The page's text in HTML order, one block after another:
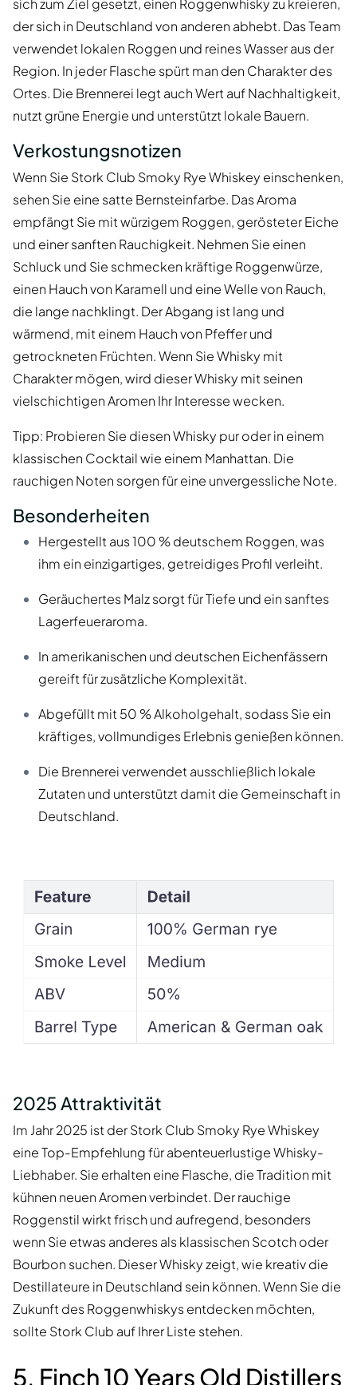
sich zum Ziel gesetzt, einen Roggenwhisky zu kreieren,
der sich in Deutschland von anderen abhebt. Das Team
verwendet lokalen Roggen und reines Wasser aus der
Region. In jeder Flasche spürt man den Charakter des
Ortes. Die Brennerei legt auch Wert auf Nachhaltigkeit,
nutzt grüne Energie und unterstützt lokale Bauern.
Verkostungsnotizen
Wenn Sie Stork Club Smoky Rye Whiskey einschenken,
sehen Sie eine satte Bernsteinfarbe. Das Aroma
empfängt Sie mit würzigem Roggen, gerösteter Eiche
und einer sanften Rauchigkeit. Nehmen Sie einen
Schluck und Sie schmecken kräftige Roggenwürze,
einen Hauch von Karamell und eine Welle von Rauch,
die lange nachklingt. Der Abgang ist lang und
wärmend, mit einem Hauch von Pfeffer und
getrockneten Früchten. Wenn Sie Whisky mit
Charakter mögen, wird dieser Whisky mit seinen
vielschichtigen Aromen Ihr Interesse wecken.
Tipp: Probieren Sie diesen Whisky pur oder in einem
klassischen Cocktail wie einem Manhattan. Die
rauchigen Noten sorgen für eine unvergessliche Note.
Besonderheiten
Hergestellt aus 100 % deutschem Roggen, was
ihm ein einzigartiges, getreidiges Profil verleiht.
Geräuchertes Malz sorgt für Tiefe und ein sanftes
Lagerfeueraroma.
In amerikanischen und deutschen Eichenfässern
gereift für zusätzliche Komplexität.
Abgefüllt mit 50 % Alkoholgehalt, sodass Sie ein
kräftiges, vollmundiges Erlebnis genießen können.
Die Brennerei verwendet ausschließlich lokale
Zutaten und unterstützt damit die Gemeinschaft in
Deutschland.
2025 Attraktivität
Im Jahr 2025 ist der Stork Club Smoky Rye Whiskey
eine Top-Empfehlung für abenteuerlustige Whisky-
Liebhaber. Sie erhalten eine Flasche, die Tradition mit
kühnen neuen Aromen verbindet. Der rauchige
Roggenstil wirkt frisch und aufregend, besonders
wenn Sie etwas anderes als klassischen Scotch oder
Bourbon suchen. Dieser Whisky zeigt, wie kreativ die
Destillateure in Deutschland sein können. Wenn Sie die
Zukunft des Roggenwhiskys entdecken möchten,
sollte Stork Club auf Ihrer Liste stehen.
5. Finch 10 Years Old Distillers